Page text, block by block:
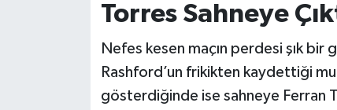
Torres Sahneye
Nefes kesen maçın perdesi şık bir
Rashford’un frikikten kaydettiği
gösterdiğinde ise sahneye Ferran